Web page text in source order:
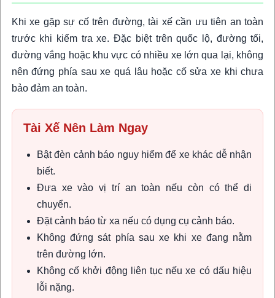
Khi xe gặp sự cố trên đường, tài xế cần ưu tiên an toàn
trước khi kiểm tra xe. Đặc biệt trên quốc lộ, đường tối,
đường vắng hoặc khu vực có nhiều xe lớn qua lại, không
nên đứng phía sau xe quá lâu hoặc cố sửa xe khi chưa
bảo đảm an toàn.
Tài Xế Nên Làm Ngay
Bật đèn cảnh báo nguy hiểm để xe khác dễ nhận
biết.
Đưa xe vào vị trí an toàn nếu còn có thể di
chuyển.
Đặt cảnh báo từ xa nếu có dụng cụ cảnh báo.
Không đứng sát phía sau xe khi xe đang nằm
trên đường lớn.
Không cố khởi động liên tục nếu xe có dấu hiệu
lỗi nặng.